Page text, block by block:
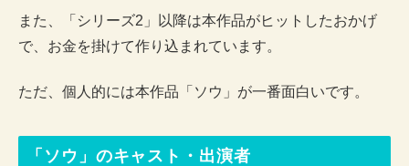
また、「シリーズ2」以降は本作品がヒットしたおかげ
で、お金を掛けて作り込まれています。
ただ、個人的には本作品「ソウ」が一番面白いです。
「ソウ」のキャスト・出演者